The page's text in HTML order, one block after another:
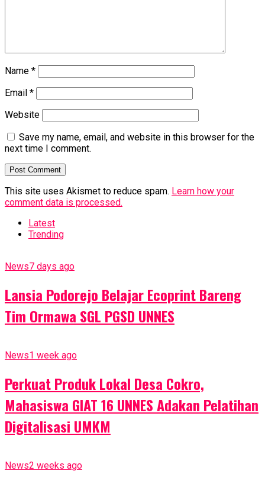
Name *
Email *
Website
Save my name, email, and website in this browser for the
next time I comment.
This site uses Akismet to reduce spam. Learn how your
comment data is processed.
Latest
Trending
News7 days ago
Lansia Podorejo Belajar Ecoprint Bareng
Tim Ormawa SGL PGSD UNNES
News1 week ago
Perkuat Produk Lokal Desa Cokro,
Mahasiswa GIAT 16 UNNES Adakan Pelatihan
Digitalisasi UMKM
News2 weeks ago